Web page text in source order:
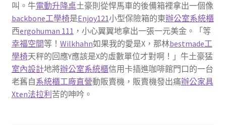
叫。牛電動升降桌土豪則從悍馬車的後備箱裡拿出一個像
backbone工學椅是Enjoy121小型保險箱的東辦公室系統櫃
西ergohuman 111 ，小心翼翼地拿出一張一元美金。「等
幸福空間等！ Wilkhahn如果我的愛是X，那林bestmade工
學椅天秤的回應Y應該是X的虛數單位才對啊！」牛土豪猛
室內設計地將辦公室系統櫃信用卡插進咖啡館門口的一台
老舊自系統櫃工廠直營動販賣機，販賣機發出痛辦公家具
Xten法拉利 苦的呻吟。